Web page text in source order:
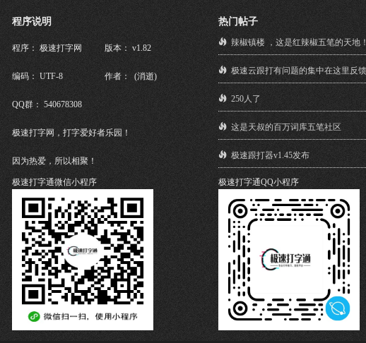
程序说明
程序： 极速打字网 版本： v1.82
编码： UTF-8 作者： (消逝)
QQ群： 540678308
极速打字网，打字爱好者乐园！
因为热爱，所以相聚！
极速打字通微信小程序
热门帖子
辣椒镇楼 ，这是红辣椒五笔的天地
极速云跟打有问题的集中在这里反馈
250人了
这是天叔的百万词库五笔社区
极速跟打器v1.45发布
极速打字通QQ小程序